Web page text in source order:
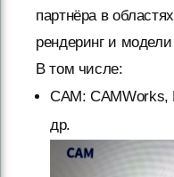
партнёра в
рендеринг и
В том числе:
CAM: CAMWorks,
др.